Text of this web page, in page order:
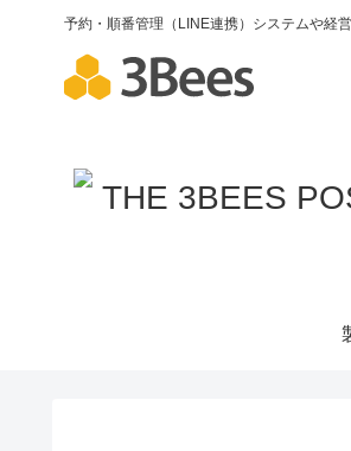
予約・順番管理（LINE連携）システムや経